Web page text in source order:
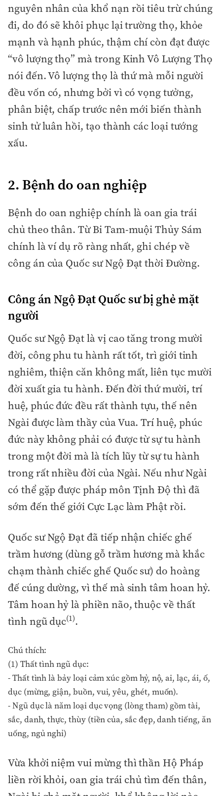
nguyên nhân của khổ nạn rồi tiêu trừ chúng
đi, do đó sẽ khôi phục lại trường thọ, khỏe
mạnh và hạnh phúc, thậm chí còn đạt được
“vô lượng thọ” mà trong Kinh Vô Lượng Thọ
nói đến. Vô lượng thọ là thứ mà mỗi người
đều vốn có, nhưng bởi vì có vọng tưởng,
phân biệt, chấp trước nên mới biến thành
sinh tử luân hồi, tạo thành các loại tướng
xấu.
2. Bệnh do oan nghiệp
Bệnh do oan nghiệp chính là oan gia trái
chủ theo thân. Từ Bi Tam-muội Thủy Sám
chính là ví dụ rõ ràng nhất, ghi chép về
công án của Quốc sư Ngộ Đạt thời Đường.
Công án Ngộ Đạt Quốc sư bị ghẻ mặt
người
Quốc sư Ngộ Đạt là vị cao tăng trong mười
đời, công phu tu hành rất tốt, trì giới tinh
nghiêm, thiện căn không mất, liên tục mười
đời xuất gia tu hành. Đến đời thứ mười, trí
huệ, phúc đức đều rất thành tựu, thế nên
Ngài được làm thầy của Vua. Trí huệ, phúc
đức này không phải có được từ sự tu hành
trong một đời mà là tích lũy từ sự tu hành
trong rất nhiều đời của Ngài. Nếu như Ngài
có thể gặp được pháp môn Tịnh Độ thì đã
sớm đến thế giới Cực Lạc làm Phật rồi.
Quốc sư Ngộ Đạt đã tiếp nhận chiếc ghế
trầm hương (dùng gỗ trầm hương mà khắc
chạm thành chiếc ghế Quốc sư) do hoàng
đế cúng dường, vì thế mà sinh tâm hoan hỷ.
Tâm hoan hỷ là phiền não, thuộc về thất
tình ngũ dục(1).
Chú thích:
(1) Thất tình ngũ dục:
- Thất tình là bảy loại cảm xúc gồm hỷ, nộ, ai, lạc, ái, ố,
dục (mừng, giận, buồn, vui, yêu, ghét, muốn).
- Ngũ dục là năm loại dục vọng (lòng tham) gồm tài,
sắc, danh, thực, thùy (tiền của, sắc đẹp, danh tiếng, ăn
uống, ngủ nghỉ)
Vừa khởi niệm vui mừng thì thần Hộ Pháp
liền rời khỏi, oan gia trái chủ tìm đến thân,